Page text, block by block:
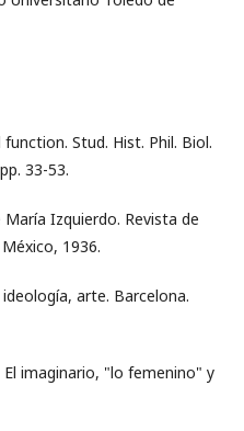
Stud. Hist. Phil. Biol.
33-53.
Izquierdo. Revista de
1936.
ideología, arte. Barcelona.
El imaginario, "lo femenino" y